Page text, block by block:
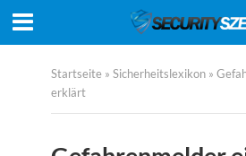
Startseite » Sicherheitslexikon»
erklärt